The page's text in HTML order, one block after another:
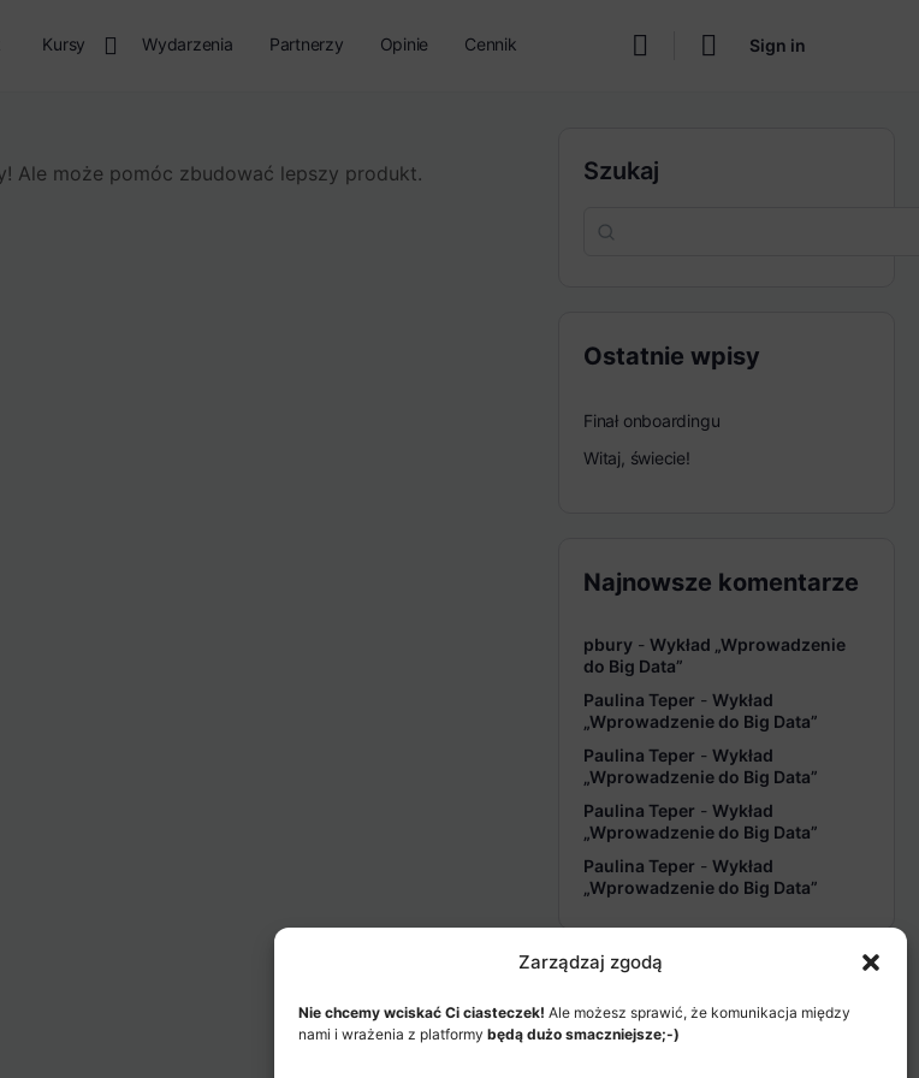
Zarządzaj zgodą
Nie chcemy wciskać Ci ciasteczek! Ale możesz sprawić, że komunikacja między
nami i wrażenia z platformy będą dużo smaczniejsze;-)
Kursy Wydarzenia Partnerzy Opinie Cennik Sign in
Ale może pomóc zbudować lepszy produkt. Szukaj
Ostatnie wpisy
Finał onboardingu
Witaj, świecie!
Najnowsze komentarze
pbury - Wykład „Wprowadzenie
do Big Data”
Paulina Teper - Wykład
„Wprowadzenie do Big Data”
Paulina Teper - Wykład
„Wprowadzenie do Big Data”
Paulina Teper - Wykład
„Wprowadzenie do Big Data”
Paulina Teper - Wykład
„Wprowadzenie do Big Data”